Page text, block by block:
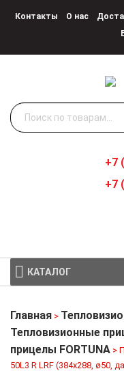
Контакты О нас
Искать:
+7
+7
КАТАЛОГ
Главная >
Тепловизионные
прицелы FORTUNA >
50L3 R LRF (384х288, ø50,